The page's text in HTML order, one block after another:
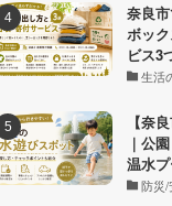
奈良
ボッ
ビス3
生活
【奈
｜公
温水
防災/